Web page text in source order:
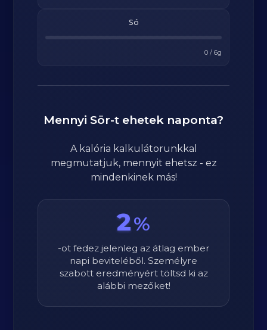
Só
0/ 6g
Mennyi Sör-t ehetek naponta?
A kalória kalkulátorunkkal
megmutatjuk, mennyit ehetsz - ez
mindenkinek más!
2%
-ot fedez jelenleg az átlag ember
napi beviteléből. Személyre
szabott eredményért töltsd ki az
alábbi mezőket!